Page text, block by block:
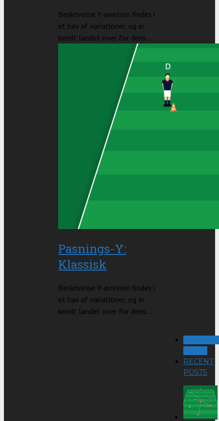
Beskrivelse Y-øvelsen findes i
et hav af variationer, og er
kendt landet over for dens...
Pasnings-Y:
Klassisk
Beskrivelse Y-øvelsen findes i
et hav af variationer, og er
kendt landet over for dens...
RECENT
POSTS